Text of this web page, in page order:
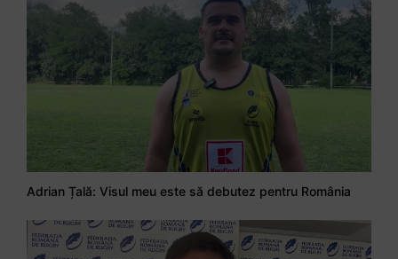
Adrian Țală: Visul meu este să debutez pentru România